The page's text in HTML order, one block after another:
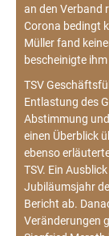
an den Verband
Corona bedingt
Müller fand
bescheinigte
TSV
Entlastung des
Abstimmung
einen Überblick
ebenso
TSV. Ein
Jubiläumsjahr
Bericht ab.
Veränderungen